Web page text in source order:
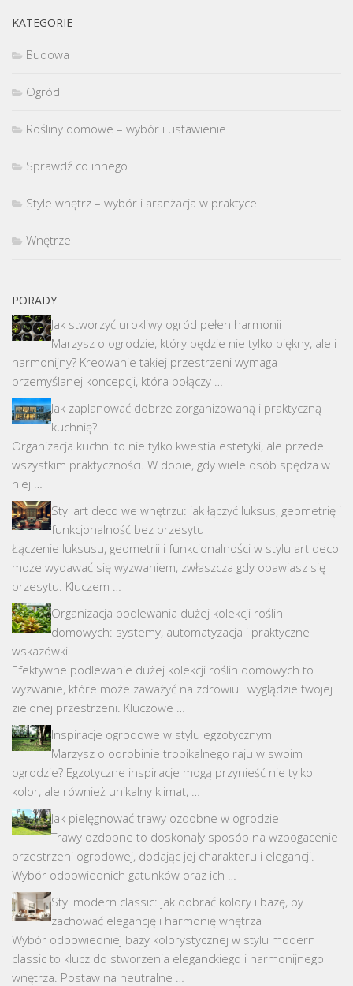
KATEGORIE
Budowa
Ogród
Rośliny domowe – wybór i ustawienie
Sprawdź co innego
Style wnętrz – wybór i aranżacja w praktyce
Wnętrze
PORADY
Jak stworzyć urokliwy ogród pełen harmonii
Marzysz o ogrodzie, który będzie nie tylko piękny, ale i
harmonijny? Kreowanie takiej przestrzeni wymaga
przemyślanej koncepcji, która połączy …
Jak zaplanować dobrze zorganizowaną i praktyczną
kuchnię?
Organizacja kuchni to nie tylko kwestia estetyki, ale przede
wszystkim praktyczności. W dobie, gdy wiele osób spędza w
niej …
Styl art deco we wnętrzu: jak łączyć luksus, geometrię i
funkcjonalność bez przesytu
Łączenie luksusu, geometrii i funkcjonalności w stylu art deco
może wydawać się wyzwaniem, zwłaszcza gdy obawiasz się
przesytu. Kluczem …
Organizacja podlewania dużej kolekcji roślin
domowych: systemy, automatyzacja i praktyczne
wskazówki
Efektywne podlewanie dużej kolekcji roślin domowych to
wyzwanie, które może zaważyć na zdrowiu i wyglądzie twojej
zielonej przestrzeni. Kluczowe …
Inspiracje ogrodowe w stylu egzotycznym
Marzysz o odrobinie tropikalnego raju w swoim
ogrodzie? Egzotyczne inspiracje mogą przynieść nie tylko
kolor, ale również unikalny klimat, …
Jak pielęgnować trawy ozdobne w ogrodzie
Trawy ozdobne to doskonały sposób na wzbogacenie
przestrzeni ogrodowej, dodając jej charakteru i elegancji.
Wybór odpowiednich gatunków oraz ich …
Styl modern classic: jak dobrać kolory i bazę, by
zachować elegancję i harmonię wnętrza
Wybór odpowiedniej bazy kolorystycznej w stylu modern
classic to klucz do stworzenia eleganckiego i harmonijnego
wnętrza. Postaw na neutralne …